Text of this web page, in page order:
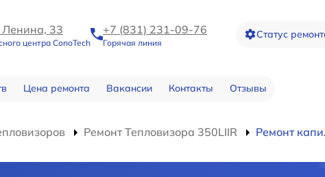
Ленина, 33
центра ConoTech
+7 (831) 231-09-76
Горячая линия
Статус
Цена ремонта Вакансии Контакты Отзывы
Ремонт Тепловизора 350LIIR Ремонт